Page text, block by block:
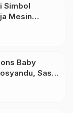
Simbol
Mesin
Baby
Sasar
pada Juli